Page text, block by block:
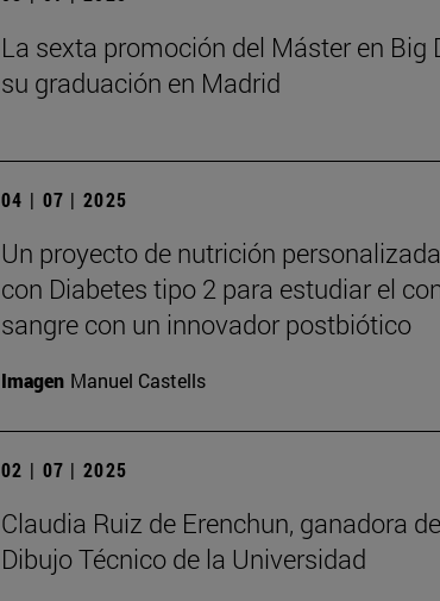
La sexta promoción del Máster en Big
su graduación en Madrid
04 | 07 | 2025
Un proyecto de nutrición
con Diabetes tipo 2 para estudiar el
sangre con un innovador postbiótico
Imagen Manuel Castells
02 | 07 | 2025
Claudia Ruiz de Erenchun, ganadora
Dibujo Técnico de la Universidad